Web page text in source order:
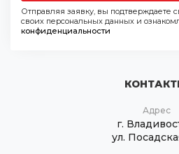
Отправляя заявку, вы подтверждаете
своих персональных данных и
конфиденциальности
Адрес
г.
ул.